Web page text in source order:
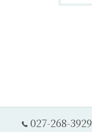
027-268-3929